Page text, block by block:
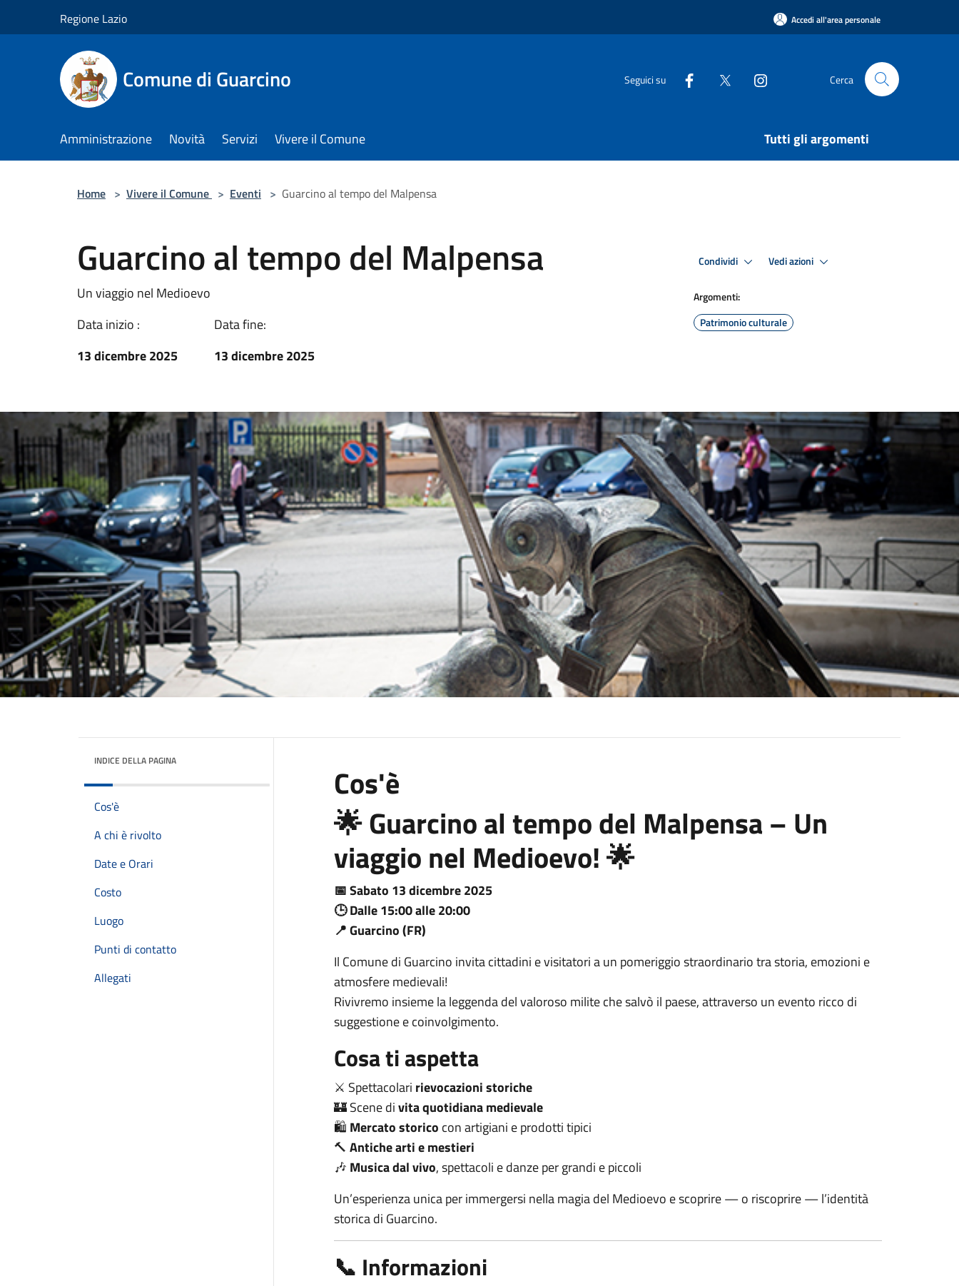
Regione Lazio Accedi all'area personale
Comune di Guarcino Seguici su Cerca
Amministrazione Novità Servizi Vivere il Comune Tutti gli argomenti
Home > Vivere il Comune > Eventi > Guarcino al tempo del Malpensa
Guarcino al tempo del Malpensa
Un viaggio nel Medioevo
Data inizio :
13 dicembre 2025
Data fine:
13 dicembre 2025
Condividi Vedi azioni
Argomenti:
Patrimonio culturale
INDICE DELLA PAGINA
Cos'è
A chi è rivolto
Date e Orari
Costo
Luogo
Punti di contatto
Allegati
Cos'è
🌟 Guarcino al tempo del Malpensa – Un
viaggio nel Medioevo! 🌟
📅 Sabato 13 dicembre 2025
🕒 Dalle 15:00 alle 20:00
📍 Guarcino (FR)
Il Comune di Guarcino invita cittadini e visitatori a un pomeriggio straordinario tra storia, emozioni e
atmosfere medievali!
Rivivremo insieme la leggenda del valoroso milite che salvò il paese, attraverso un evento ricco di
suggestione e coinvolgimento.
Cosa ti aspetta
⚔️ Spettacolari rievocazioni storiche
🏰 Scene divita quotidiana medievale
🛍️ Mercato storico con artigiani e prodotti tipici
🔨 Antiche arti e mestieri
🎶 Musica dal vivo, spettacoli e danze per grandi e piccoli
Un’esperienza unica per immergersi nella magia del Medioevo e scoprire — o riscoprire — l’identità
storica di Guarcino.
📞 Informazioni